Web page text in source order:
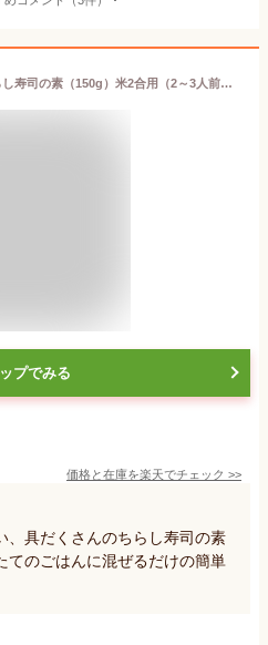
オーサワの具だくさん ちらし寿司の素（150g）米2合用（2～3人前）【オーサワジャパン】
プでみる
価格と在庫を楽天でチェック >>
、具だくさんのちらし寿司の素
てのごはんに混ぜるだけの簡単